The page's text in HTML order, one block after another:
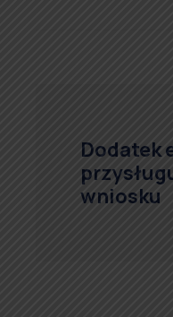
Dodatek
wniosku